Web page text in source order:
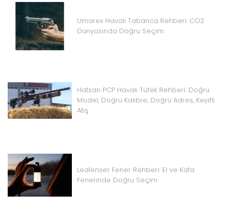
Umarex Havalı Tabanca Rehberi: CO2
Dünyasında Doğru Seçim
Hatsan PCP Havalı Tüfek Rehberi: Doğru
Model, Doğru Kalibre, Doğru Adres, Keyifli
Atış
Ledlenser Fener Rehberi: El ve Kafa
Fenerinde Doğru Seçim